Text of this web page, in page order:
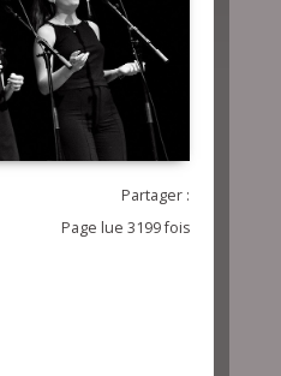
Partager :
Page lue 3199 fois